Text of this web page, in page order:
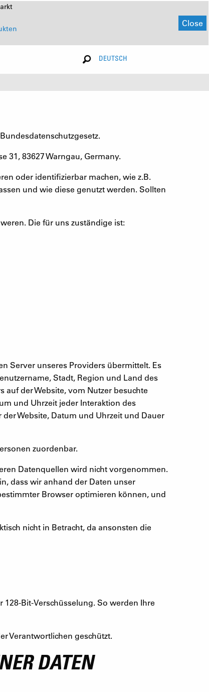
Close
DEUTSCH
31, 83627 Warngau, Germany.
oder identifizierbar machen, wie z.B.
und wie diese genutzt werden. Sollten
Die für uns zuständige ist:
Server unseres Providers übermittelt. Es
Stadt, Region und Land des
auf der Website, vom Nutzer besuchte
und Uhrzeit jeder Interaktion des
Website, Datum und Uhrzeit und Dauer
zuordenbar.
Datenquellen wird nicht vorgenommen.
dass wir anhand der Daten unser
Browser optimieren können, und
nicht in Betracht, da ansonsten die
Bit-Verschüsselung. So werden Ihre
Verantwortlichen geschützt.
DATEN